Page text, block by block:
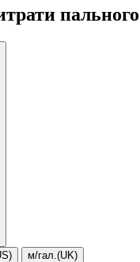
пального
м/гал.(UK)